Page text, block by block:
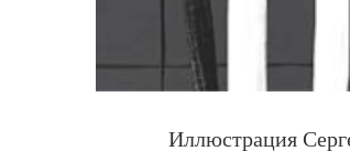
Иллюстрация